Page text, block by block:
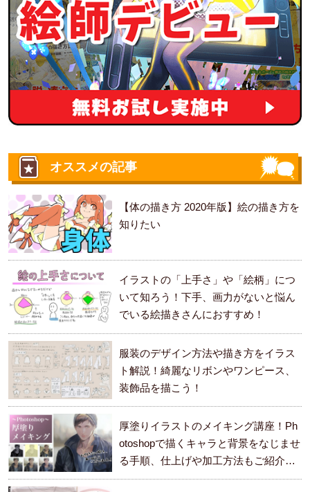
オススメの記事
【体の描き方 2020年版】絵の描き方を
知りたい
イラストの「上手さ」や「絵柄」につ
いて知ろう！下手、画力がないと悩ん
でいる絵描きさんにおすすめ！
服装のデザイン方法や描き方をイラス
ト解説！綺麗なリボンやワンピース、
装飾品を描こう！
厚塗りイラストのメイキング講座！Ph
otoshopで描くキャラと背景をなじませ
る手順、仕上げや加工方法もご紹介し
ます。